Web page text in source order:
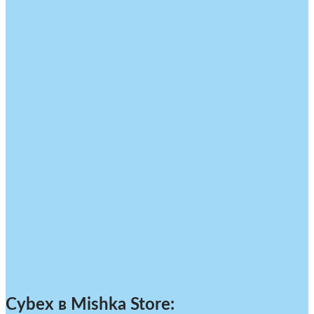
Cybex в Mishka Store: